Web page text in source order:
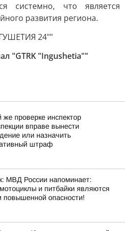
системно, что является
развития региона.
24""
"GTRK "Ingushetia""
же проверке инспектор
вправе вынести
или назначить
штраф
МВД России напоминает:
и питбайки являются
повышенной опасности!